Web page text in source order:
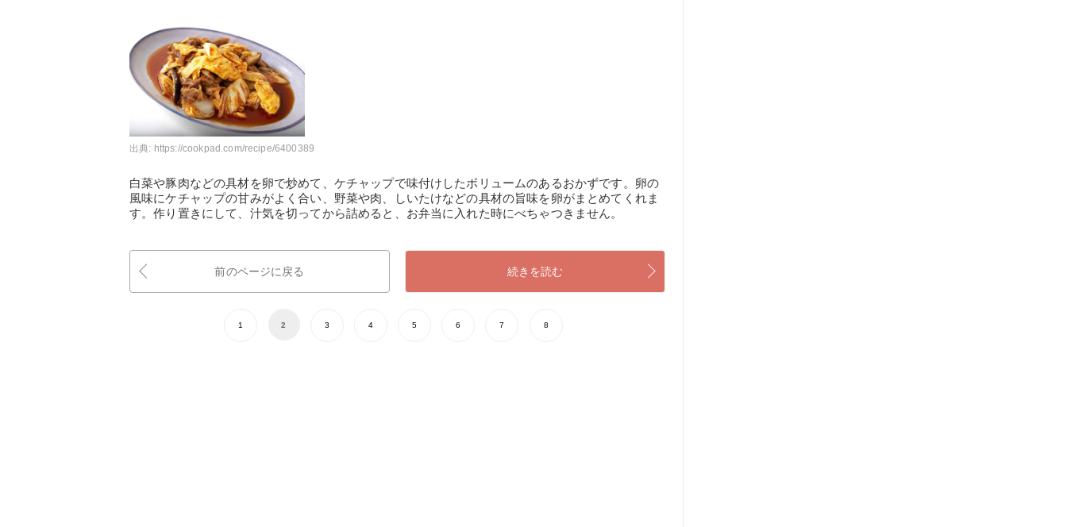
出典: https://cookpad.com/recipe/6400389
白菜や豚肉などの具材を卵で炒めて、ケチャップで味付けしたボリュームのあるおかずです。卵の
風味にケチャップの甘みがよく合い、野菜や肉、しいたけなどの具材の旨味を卵がまとめてくれま
す。作り置きにして、汁気を切ってから詰めると、お弁当に入れた時にべちゃつきません。
前のページに戻る 続きを読む
1 2 3 4 5 6 7 8